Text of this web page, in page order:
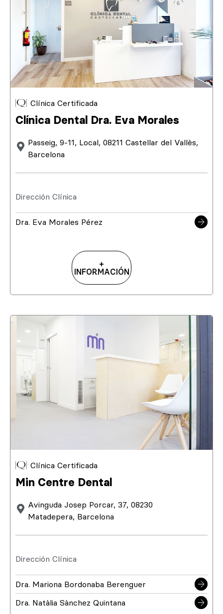
Clínica Certificada
Clínica Dental Dra. Eva Morales
Passeig, 9-11, Local, 08211 Castellar del Vallès,
Barcelona
Dirección Clínica
Dra. Eva Morales Pérez
+
INFORMACIÓN
Clínica Certificada
Min Centre Dental
Avinguda Josep Porcar, 37, 08230
Matadepera, Barcelona
Dirección Clínica
Dra. Mariona Bordonaba Berenguer
Dra. Natàlia Sànchez Quintana